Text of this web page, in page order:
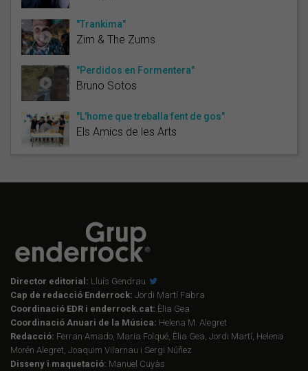
"Trankima"
Zim & The Zums
"Perdidos en Formentera"
Bruno Sotos
"L'home que treballa fent de gos"
Els Amics de les Arts
Director editorial: Lluís Gendrau
Cap de redacció Enderrock: Jordi Martí Fabra
Coordinació EDR i enderrock.cat: Èlia Gea
Coordinació Anuari de la Música: Helena M. Alegret
Redacció: Ferran Amado, Maria Folqué, Èlia Gea, Jordi Martí, Helena
Morén Alegret, Joaquim Vilarnau i Sergi Núñez
Disseny i maquetació: Manuel Cuyàs